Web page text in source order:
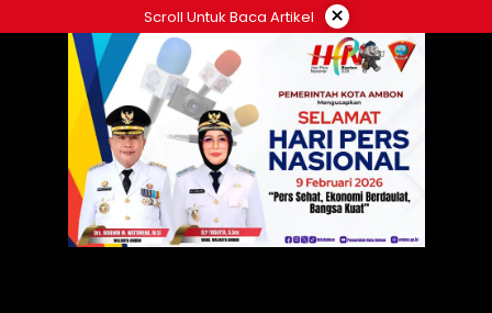
ke
Scroll Untuk Baca Artikel ×